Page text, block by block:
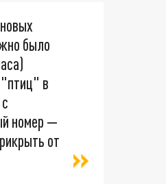
было
"птиц" в
номер —
от